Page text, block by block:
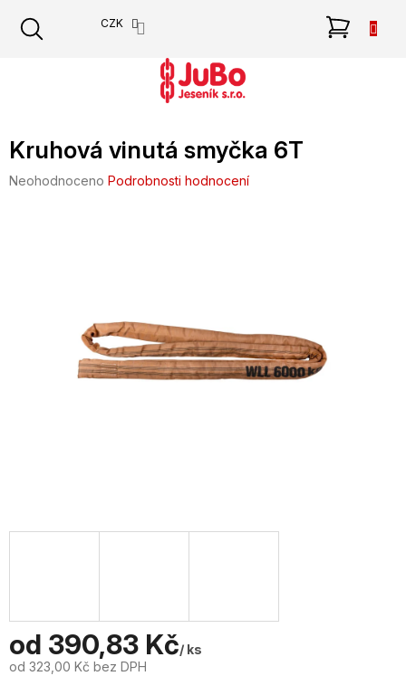
obsah
CZK
Kruhová vinutá smyčka 6T
Průměrné
Neohodnoceno Podrobnosti hodnocení
od 390,83 Kč/ ks
od 323,00 Kč bez DPH